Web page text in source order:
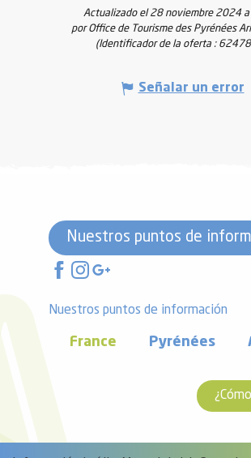
Actualizado el 28 noviembre 2024
por Office de Tourisme des Pyrénées
(Identificador de la oferta :
Señalar un error
Nuestros puntos de
Nuestros puntos de información
France Pyrénées